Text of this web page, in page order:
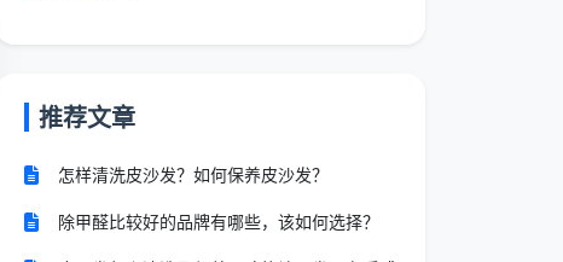
推荐文章
怎样清洗皮沙发？如何保养皮沙发？
除甲醛比较好的品牌有哪些，该如何选择？